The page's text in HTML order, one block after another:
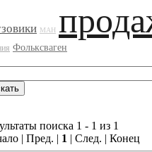
МАН
Фольксваген
поиска 1 - 1 из 1
| Пред. | 1 | След. | Конец